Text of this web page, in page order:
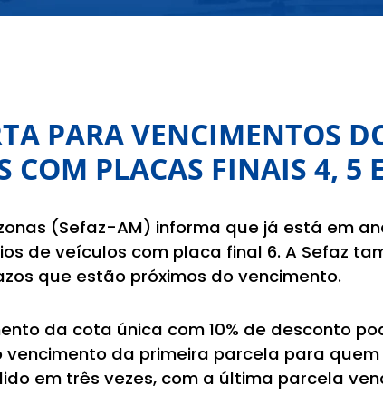
PARA VENCIMENTOS
COM PLACAS FINAIS 4, 5
(Sefaz-AM) informa que já está em
de veículos com placa final 6. A Sefaz
que estão próximos do vencimento.
da cota única com 10% de desconto
da primeira parcela para
em três vezes, com a última parcela